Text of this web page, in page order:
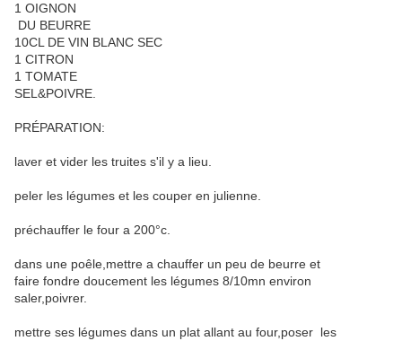
1 OIGNON
DU BEURRE
10CL DE VIN BLANC SEC
1 CITRON
1 TOMATE
SEL&POIVRE.
PRÉPARATION:
laver et vider les truites s'il y a lieu.
peler les légumes et les couper en julienne.
préchauffer le four a 200°c.
dans une poêle,mettre a chauffer un peu de beurre et
faire fondre doucement les légumes 8/10mn environ
saler,poivrer.
mettre ses légumes dans un plat allant au four,poser les